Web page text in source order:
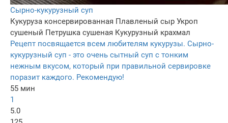
Сырно-кукурузный суп
Кукуруза консервированная Плавленый сыр Укроп
сушеный Петрушка сушеная Кукурузный крахмал
Рецепт посвящается всем любителям кукурузы. Сырно-
кукурузный суп - это очень сытный суп с тонким
нежным вкусом, который при правильной сервировке
поразит каждого. Рекомендую!
55 мин
1
5.0